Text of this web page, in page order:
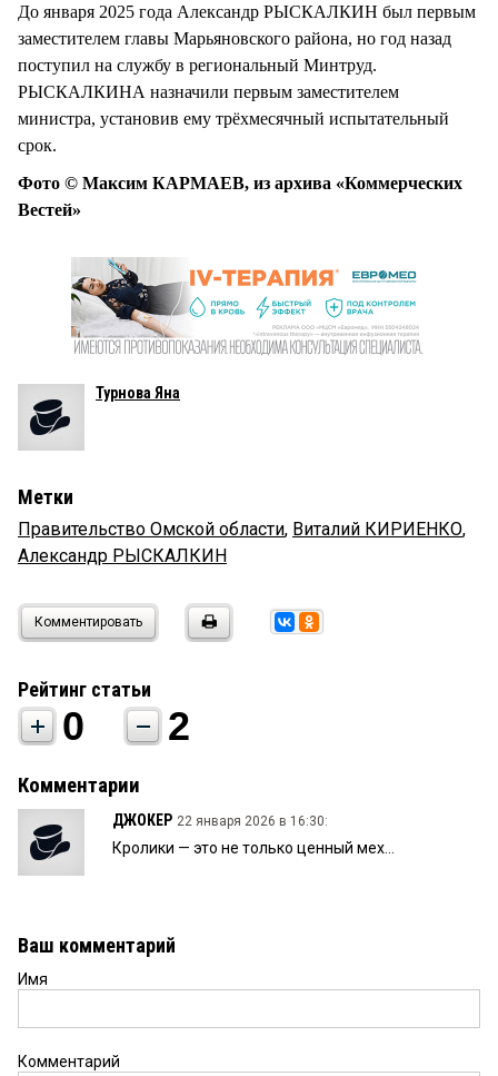
До января 2025 года Александр РЫСКАЛКИН был первым
заместителем главы Марьяновского района, но год назад
поступил на службу в региональный Минтруд.
РЫСКАЛКИНА назначили первым заместителем
министра, установив ему трёхмесячный испытательный
срок.
Фото © Максим КАРМАЕВ, из архива «Коммерческих
Вестей»
Турнова Яна
Метки
Правительство Омской области, Виталий КИРИЕНКО,
Александр РЫСКАЛКИН
Комментировать
Рейтинг статьи
0 2
Комментарии
ДЖОКЕР 22 января 2026 в 16:30:
Кролики — это не только ценный мех...
Ваш комментарий
Имя
Комментарий